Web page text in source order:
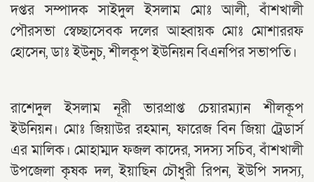
দপ্তর সম্পাদক সাইদুল ইসলাম মোঃ আলী, বাঁশখালী
পৌরসভা স্বেচ্ছাসেবক দলের আহ্বায়ক মোঃ মোশাররফ
হোসেন, ডাঃ ইউনুচ, শীলকূপ ইউনিয়ন বিএনপির সভাপতি।
রাশেদুল ইসলাম নূরী ভারপ্রাপ্ত চেয়ারম্যান শীলকূপ
ইউনিয়ন। মোঃ জিয়াউর রহমান, ফারেজ বিন জিয়া ট্রেডার্স
এর মালিক। মোহাম্মদ ফজল কাদের, সদস্য সচিব, বাঁশখালী
উপজেলা কৃষক দল, ইয়াছিন চৌধুরী রিপন, ইউপি সদস্য,